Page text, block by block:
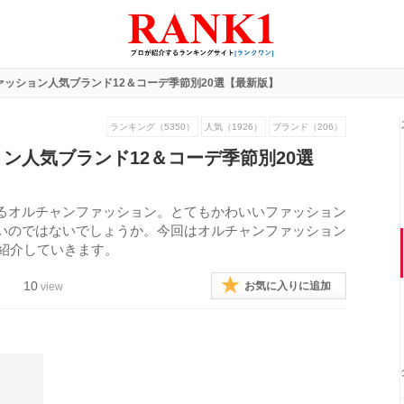
ション人気ブランド12＆コーデ季節別20選【最新版】
ランキング（5350） 人気（1926） ブランド（206）
人気ブランド12＆コーデ季節別20選
ルチャンファッション。とてもかわいいファッション
ではないでしょうか。今回はオルチャンファッション
していきます。
10 view お気に入りに追加